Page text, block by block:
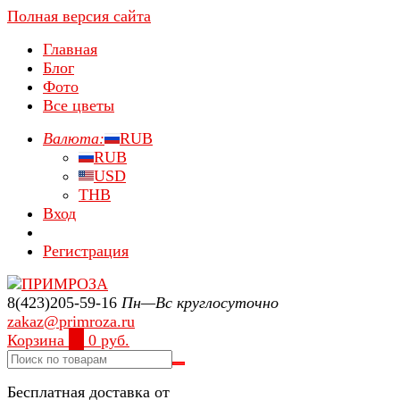
Полная версия сайта
Главная
Блог
Фото
Все цветы
Валюта:
RUB
RUB
USD
THB
Вход
Регистрация
8(423)205-59-16 Пн—Вс круглосуточно
zakaz@primroza.ru
Корзина
0 руб.
Бесплатная доставка от